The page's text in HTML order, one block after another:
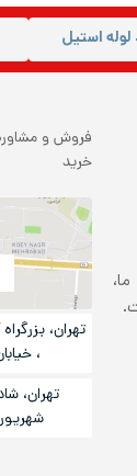
استیل
فروش و
خرید
تهران،
،